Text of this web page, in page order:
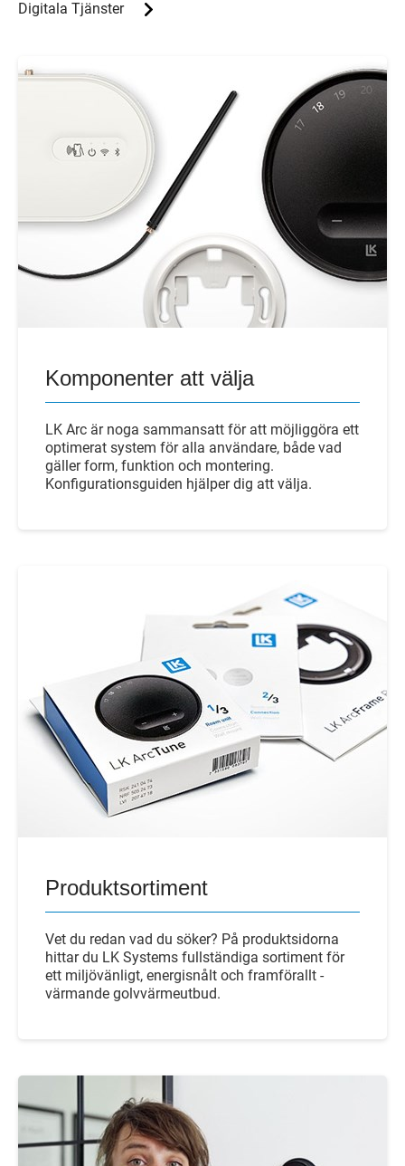
Digitala Tjänster
Komponenter att välja
LK Arc är noga sammansatt för att möjliggöra ett
optimerat system för alla användare, både vad
gäller form, funktion och montering.
Konfigurationsguiden hjälper dig att välja.
Produktsortiment
Vet du redan vad du söker? På produktsidorna
hittar du LK Systems fullständiga sortiment för
ett miljövänligt, energisnålt och framförallt -
värmande golvvärmeutbud.